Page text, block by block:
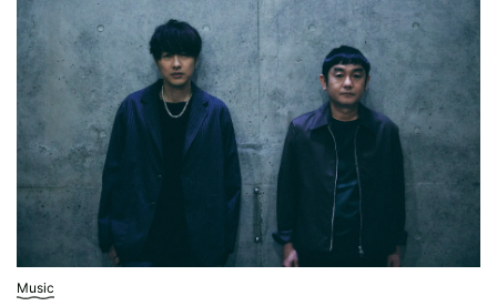
Music